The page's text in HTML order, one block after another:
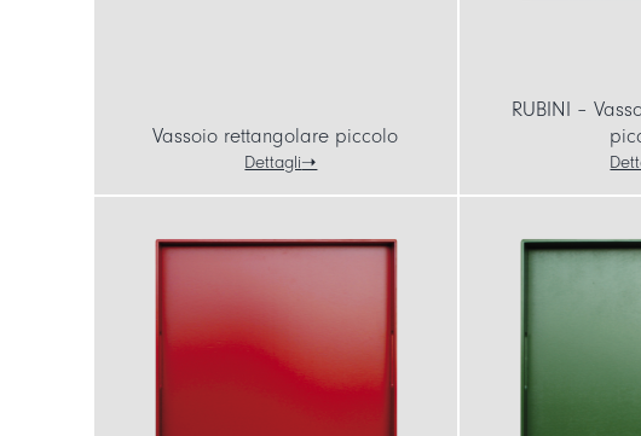
Vassoio rettangolare piccolo
Dettagli
RUBINI –